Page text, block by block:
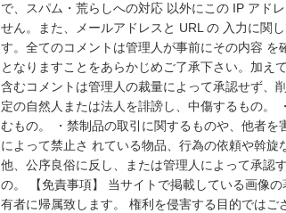
で、スパム・荒らしへの対応 以外にこの IP アド
せん。また、メールアドレスと URL の 入力に関
す。全てのコメントは管理人が事前にその内容 を
となりますことをあらかじめご了承下さい。加え
含むコメントは管理人の裁量によって承認せず、
定の自然人または法人を誹謗し、中傷するもの。
むもの。 ・禁制品の取引に関するものや、他者を
によって禁止さ れている物品、行為の依頼や斡旋
他、公序良俗に反し、または管理人によって承認
の。 【免責事項】 当サイトで掲載している画像
有者に帰属致します。 権利を侵害する目的ではご